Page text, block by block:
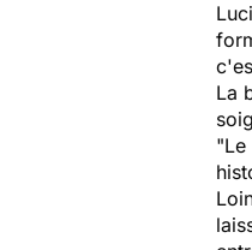
La
"